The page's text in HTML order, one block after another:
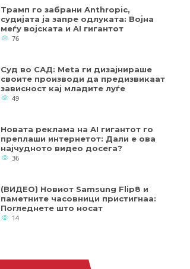
Трамп го забрани Anthropic,
судијата ја запре одлуката: Војна
меѓу војската и AI гигантот
76
Суд во САД: Meta ги дизајнираше
своите производи да предизвикаат
зависност кај младите луѓе
49
Новата реклама на AI гигантот го
преплаши интернетот: Дали е ова
најчудното видео досега?
36
(ВИДЕО) Новиот Samsung Flip8 и
паметните часовници пристигнаа:
Погледнете што носат
14